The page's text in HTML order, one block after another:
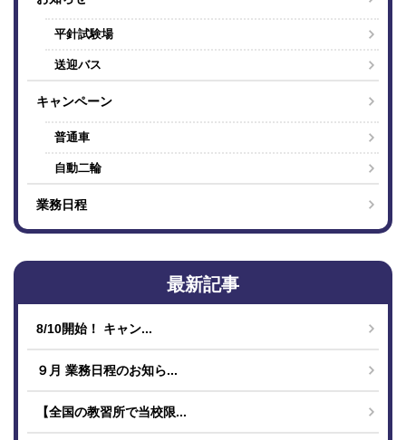
平針試験場
送迎バス
キャンペーン
普通車
自動二輪
業務日程
最新記事
8/10開始！ キャン...
９月 業務日程のお知ら...
【全国の教習所で当校限...